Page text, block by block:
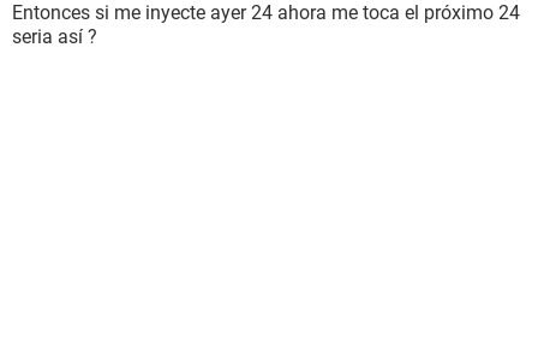
Entonces si me inyecte ayer 24 ahora me toca el próximo 24
seria así ?